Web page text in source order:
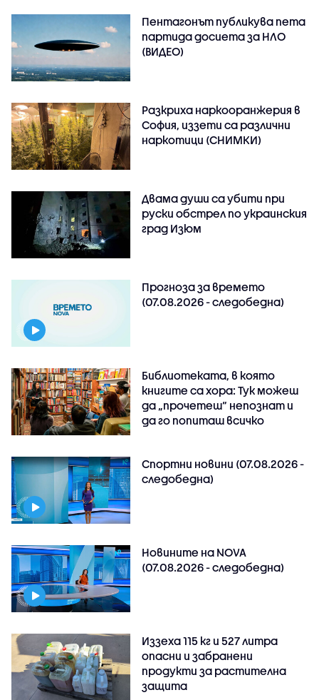
Пентагонът публикува пета
партида досиета за НЛО
(ВИДЕО)
Разкриха наркооранжерия в
София, иззети са различни
наркотици (СНИМКИ)
Двама души са убити при
руски обстрeл по украинския
град Изюм
Прогноза за времето
(07.08.2026 - следобедна)
Библиотеката, в която
книгите са хора: Тук можеш
да „прочетеш“ непознат и
да го попиташ всичко
Спортни новини (07.08.2026 -
следобедна)
Новините на NOVA
(07.08.2026 - следобедна)
Иззеха 115 кг и 527 литра
опасни и забранени
продукти за растителна
защита